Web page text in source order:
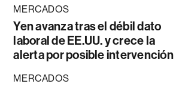
MERCADOS
Yen avanza tras el débil dato
laboral de EE.UU. y crece la
alerta por posible intervención
MERCADOS